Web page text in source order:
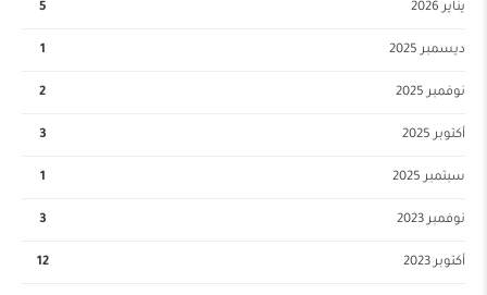
يناير 2026 5
ديسمبر 2025 1
نوفمبر 2025 2
أكتوبر 2025 3
سبتمبر 2025 1
نوفمبر 2023 3
أكتوبر 2023 12